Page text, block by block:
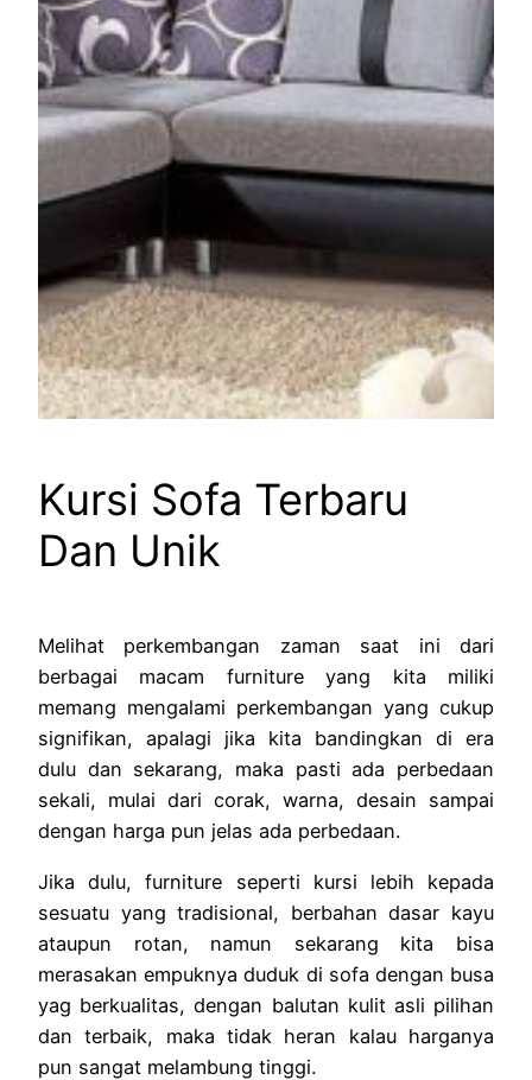
Kursi Sofa Terbaru
Dan Unik
Melihat perkembangan zaman saat ini dari
berbagai macam furniture yang kita miliki
memang mengalami perkembangan yang cukup
signifikan, apalagi jika kita bandingkan di era
dulu dan sekarang, maka pasti ada perbedaan
sekali, mulai dari corak, warna, desain sampai
dengan harga pun jelas ada perbedaan.
Jika dulu, furniture seperti kursi lebih kepada
sesuatu yang tradisional, berbahan dasar kayu
ataupun rotan, namun sekarang kita bisa
merasakan empuknya duduk di sofa dengan busa
yag berkualitas, dengan balutan kulit asli pilihan
dan terbaik, maka tidak heran kalau harganya
pun sangat melambung tinggi.